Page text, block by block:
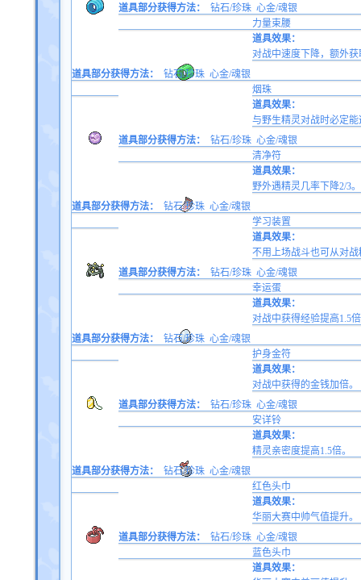
道具部分获得方法： 钻石/珍珠 心金/魂银
力量束腰
道具效果：
对战中速度下降，额外
道具部分获得方法：
钻石/珍珠 心金/魂银
烟珠
道具效果：
与野生精灵对战时必定能
道具部分获得方法：
钻石/珍珠 心金/魂银
清净符
道具效果：
野外遇精灵几率下降2/3。
道具部分获得方法：
钻石/珍珠 心金/魂银
学习装置
道具效果：
不用上场战斗也可从对
道具部分获得方法：
钻石/珍珠 心金/魂银
幸运蛋
道具效果：
对战中获得经验提高1.5
道具部分获得方法：
钻石/珍珠 心金/魂银
护身金符
道具效果：
对战中获得的金钱加倍。
道具部分获得方法：
钻石/珍珠 心金/魂银
安详铃
道具效果：
精灵亲密度提高1.5倍。
道具部分获得方法：
钻石/珍珠 心金/魂银
红色头巾
道具效果：
华丽大赛中帅气值提升。
道具部分获得方法：
钻石/珍珠 心金/魂银
蓝色头巾
道具效果：